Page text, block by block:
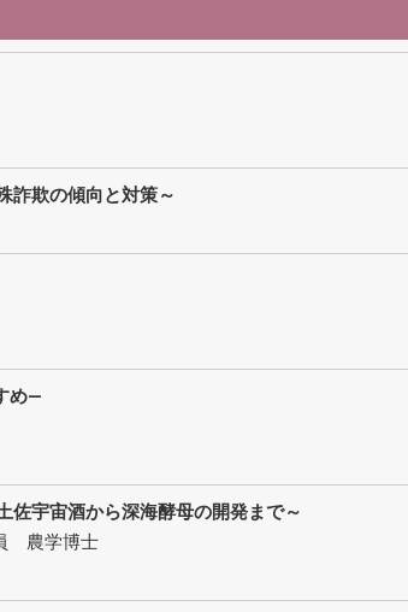
詐欺の傾向と対策～
め―
佐宇宙酒から深海酵母の開発まで～
農学博士